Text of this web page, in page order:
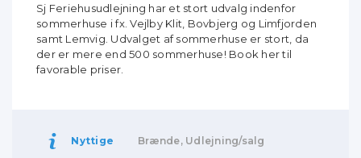
Sj Feriehusudlejning har et stort udvalg indenfor
sommerhuse i fx. Vejlby Klit, Bovbjerg og Limfjorden
samt Lemvig. Udvalget af sommerhuse er stort, da
der er mere end 500 sommerhuse! Book her til
favorable priser.
Nyttige Brænde, Udlejning/salg